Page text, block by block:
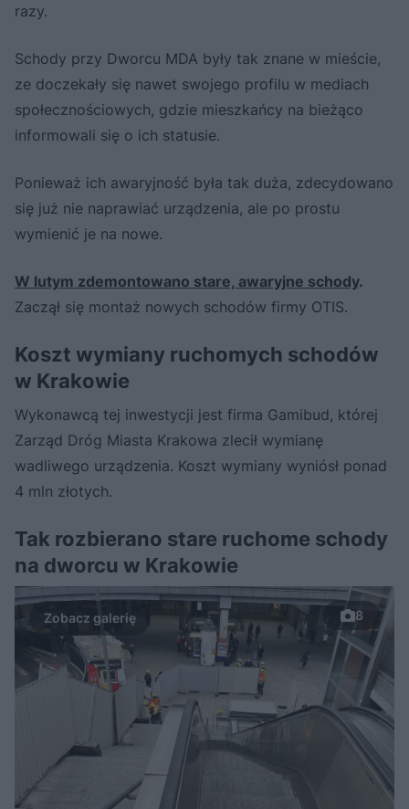
razy.
Schody przy Dworcu MDA były tak znane w mieście,
ze doczekały się nawet swojego profilu w mediach
społecznościowych, gdzie mieszkańcy na bieżąco
informowali się o ich statusie.
Ponieważ ich awaryjność była tak duża, zdecydowano
się już nie naprawiać urządzenia, ale po prostu
wymienić je na nowe.
W lutym zdemontowano stare, awaryjne schody.
Zaczął się montaż nowych schodów firmy OTIS.
Koszt wymiany ruchomych schodów
w Krakowie
Wykonawcą tej inwestycji jest firma Gamibud, której
Zarząd Dróg Miasta Krakowa zlecił wymianę
wadliwego urządzenia. Koszt wymiany wyniósł ponad
4 mln złotych.
Tak rozbierano stare ruchome schody
na dworcu w Krakowie
8